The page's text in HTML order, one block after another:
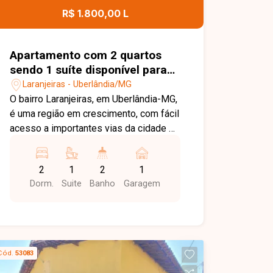
R$ 1.800,00 L
Apartamento com 2 quartos
sendo 1 suíte disponível para
locação no bairro Laranjeiras
em Uberlândia-MG
Laranjeiras - Uberlândia/MG
O bairro Laranjeiras, em Uberlândia-MG,
é uma região em crescimento, com fácil
acesso a importantes vias da cidade e
com comércios e serviços.
Apartamento novo, primeira locação,
composto por sala em 2 ambientes,
com armário, 1 banheiro social ambos
banheiros com armários e box. O
2
Dorm.
1
Suite
2
Banho
1
Garagem
53083